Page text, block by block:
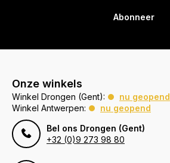
Abonneer
Onze winkels
Winkel Drongen (Gent):
nu geopend
Winkel Antwerpen:
nu geopend
Bel ons Drongen (Gent)
+32 (0)9 273 98 80